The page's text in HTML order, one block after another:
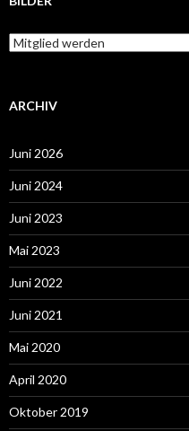
Bilder
ARCHIV
Juni 2026
Juni 2024
Juni 2023
Mai 2023
Juni 2022
Juni 2021
Mai 2020
April 2020
Oktober 2019